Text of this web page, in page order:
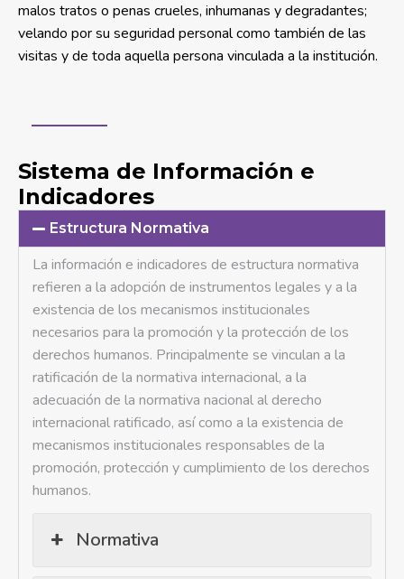
malos tratos o penas crueles, inhumanas y degradantes;
velando por su seguridad personal como también de las
visitas y de toda aquella persona vinculada a la institución.
Sistema de Información e
Indicadores
Estructura Normativa
La información e indicadores de estructura normativa
refieren a la adopción de instrumentos legales y a la
existencia de los mecanismos institucionales
necesarios para la promoción y la protección de los
derechos humanos. Principalmente se vinculan a la
ratificación de la normativa internacional, a la
adecuación de la normativa nacional al derecho
internacional ratificado, así como a la existencia de
mecanismos institucionales responsables de la
promoción, protección y cumplimiento de los derechos
humanos.
Normativa